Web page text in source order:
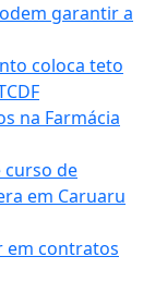
garantir a
coloca teto
na Farmácia
de
em Caruaru
em contratos